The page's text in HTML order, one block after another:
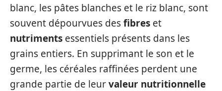
blanc, les pâtes blanches et le riz blanc, sont
souvent dépourvues desfibres et
nutriments essentiels présents dans les
grains entiers. En supprimant le son et le
germe, les céréales raffinées perdent une
grande partie de leurvaleur nutritionnelle